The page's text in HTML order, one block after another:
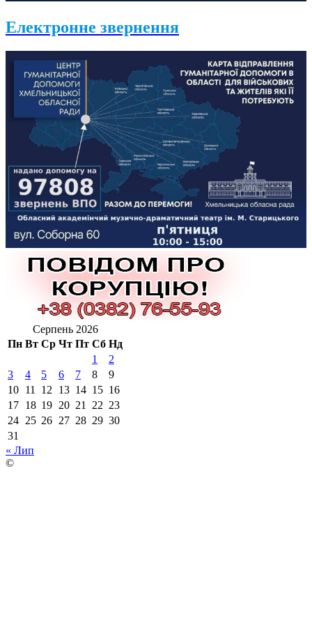
Електронне звернення
Серпень 2026
Пн Вт Ср Чт Пт Сб Нд
1
2
3
4 5 6 7 8
9
10 11 12 13 14 15 16
17 18 19 20 21 22 23
24 25 26 27 28 29 30
31
« Лип
©